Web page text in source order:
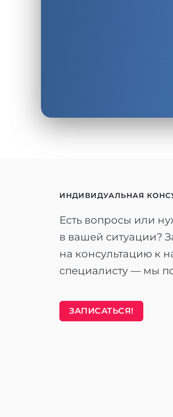
ИНДИВИДУАЛЬНАЯ
Есть вопросы или
в вашей ситуации?
на консультацию к
специалисту — мы
ЗАПИСАТЬСЯ!